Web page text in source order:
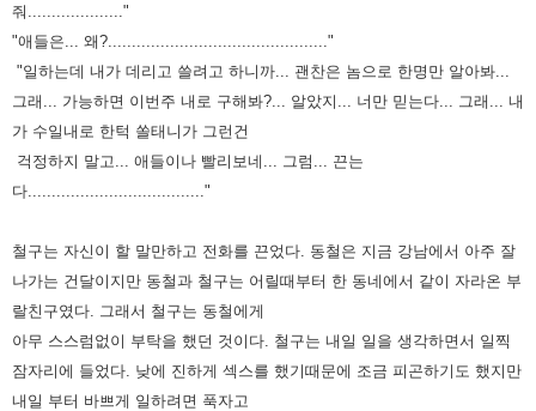
줘...................."
"애들은... 왜?.............................................."
"일하는데 내가 데리고 쓸려고 하니까... 괜찬은 놈으로 한명만 알아봐...
그래... 가능하면 이번주 내로 구해봐?... 알았지... 너만 믿는다... 그래... 내
가 수일내로 한턱 쏠태니가 그런건
걱정하지 말고... 애들이나 빨리보네... 그럼... 끈는
다....................................."
철구는 자신이 할 말만하고 전화를 끈었다. 동철은 지금 강남에서 아주 잘
나가는 건달이지만 동철과 철구는 어릴때부터 한 동네에서 같이 자라온 부
랄친구였다. 그래서 철구는 동철에게
아무 스스럼없이 부탁을 했던 것이다. 철구는 내일 일을 생각하면서 일찍
잠자리에 들었다. 낮에 진하게 섹스를 했기때문에 조금 피곤하기도 했지만
내일 부터 바쁘게 일하려면 푹자고